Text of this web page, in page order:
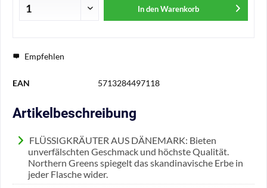
In den Warenkorb
Empfehlen
EAN 5713284497118
Artikelbeschreibung
FLÜSSIGKRÄUTER AUS DÄNEMARK: Bieten
unverfälschten Geschmack und höchste Qualität.
Northern Greens spiegelt das skandinavische Erbe in
jeder Flasche wider.